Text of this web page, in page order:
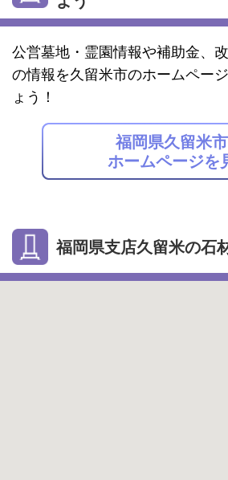
公営墓地・霊園情報や補助金、
の情報を久留米市のホームペー
ょう！
福岡県久留米
ホームページを
福岡県支店久留米の石